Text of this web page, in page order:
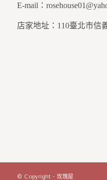
E-mail：
店家地址： 110臺北市信
© Copyright - 玫瑰屋